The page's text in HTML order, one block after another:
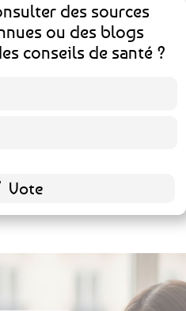
des sources
ou des blogs
conseils de santé ?